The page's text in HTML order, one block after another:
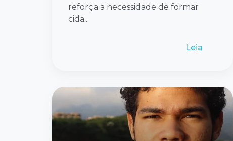
reforça a necessidade de formar
cida...
Leia